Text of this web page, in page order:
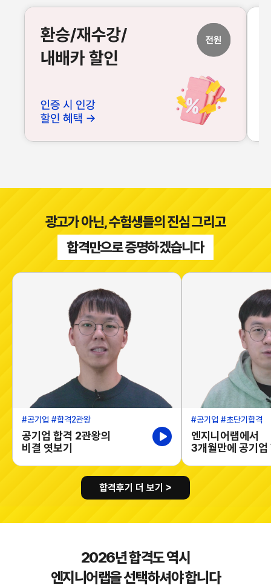
광고가 아닌, 수험생들의 진심 그리고
합격만으로 증명하겠습니다
#공기업 #합격2관왕
공기업 합격 2관왕의
비결 엿보기
#공기업 #초단기합격
엔지니어랩에서
3개월만에 공기
합격후기 더 보기 >
2026년 합격도 역시
엔지니어랩을 선택하셔야 합니다